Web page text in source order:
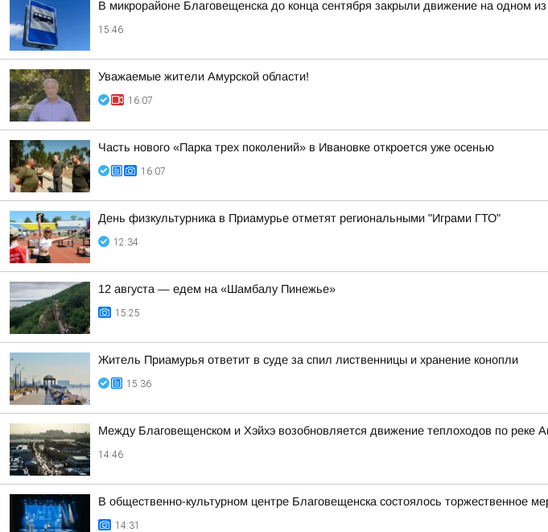
В микрорайоне Благовещенска до конца сентября закрыли движение на одном из
15:46
Уважаемые жители Амурской области!
16:07
Часть нового «Парка трех поколений» в Ивановке откроется уже осенью
16:07
День физкультурника в Приамурье отметят региональными "Играми ГТО"
12:34
12 августа — едем на «Шамбалу Пинежье»
15:25
Житель Приамурья ответит в суде за спил лиственницы и хранение конопли
15:36
Между Благовещенском и Хэйхэ возобновляется движение теплоходов по реке
14:46
В общественно-культурном центре Благовещенска состоялось торжественное
14:31